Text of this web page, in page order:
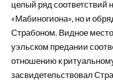
целый ряд соответствий
«Мабиногиона», но и
Страбоном. Видное
уэльском предании
отношению к
засвидетельствовал